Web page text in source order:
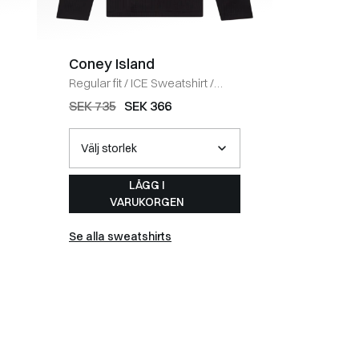
Coney Island
Regular fit/ ICE Sweatshirt/
BLACK
SEK 735 SEK 366
LÄGG I
VARUKORGEN
Se alla sweatshirts